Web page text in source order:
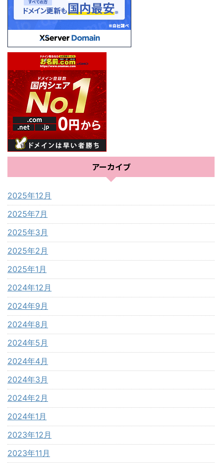
アーカイブ
2025年12月
2025年7月
2025年3月
2025年2月
2025年1月
2024年12月
2024年9月
2024年8月
2024年5月
2024年4月
2024年3月
2024年2月
2024年1月
2023年12月
2023年11月